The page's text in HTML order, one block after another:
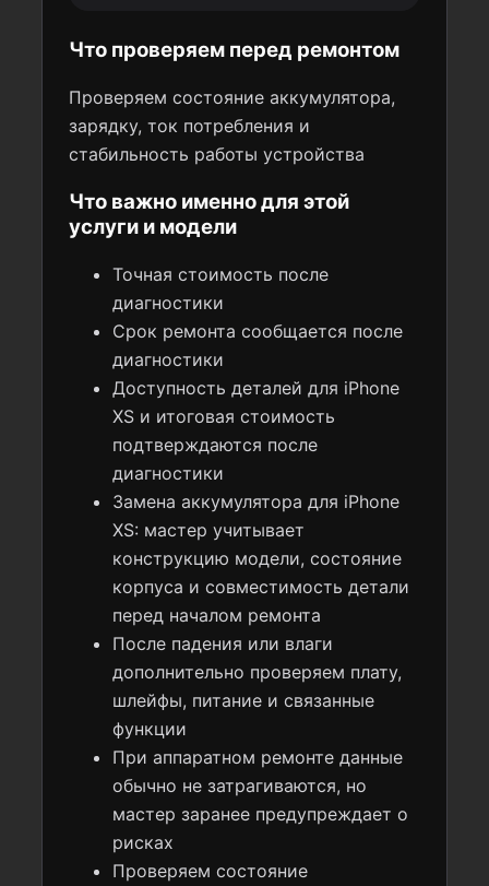
Что проверяем перед ремонтом
Проверяем состояние аккумулятора,
зарядку, ток потребления и
стабильность работы устройства
Что важно именно для этой
услуги и модели
Точная стоимость после
диагностики
Срок ремонта сообщается после
диагностики
Доступность деталей для iPhone
XS и итоговая стоимость
подтверждаются после
диагностики
Замена аккумулятора для iPhone
XS: мастер учитывает
конструкцию модели, состояние
корпуса и совместимость детали
перед началом ремонта
После падения или влаги
дополнительно проверяем плату,
шлейфы, питание и связанные
функции
При аппаратном ремонте данные
обычно не затрагиваются, но
мастер заранее предупреждает о
рисках
Проверяем состояние